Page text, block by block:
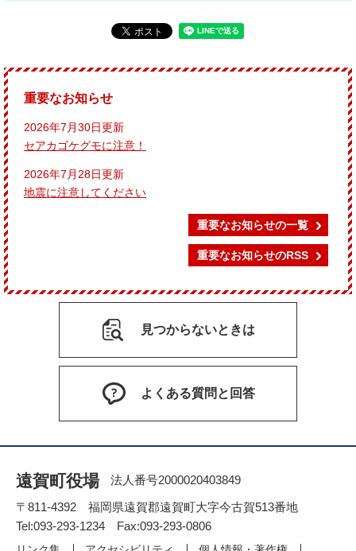
重要なお知らせ
2026年7月30日更新
セアカゴケグモに注意！
2026年7月28日更新
地震に注意してください
重要なお知らせの一覧
重要なお知らせのRSS
見つからないときは
よくある質問と回答
遠賀町役場
法人番号2000020403849
〒811-4392 福岡県遠賀郡遠賀町大字今古賀513番地
Tel:093-293-1234 Fax:093-293-0806